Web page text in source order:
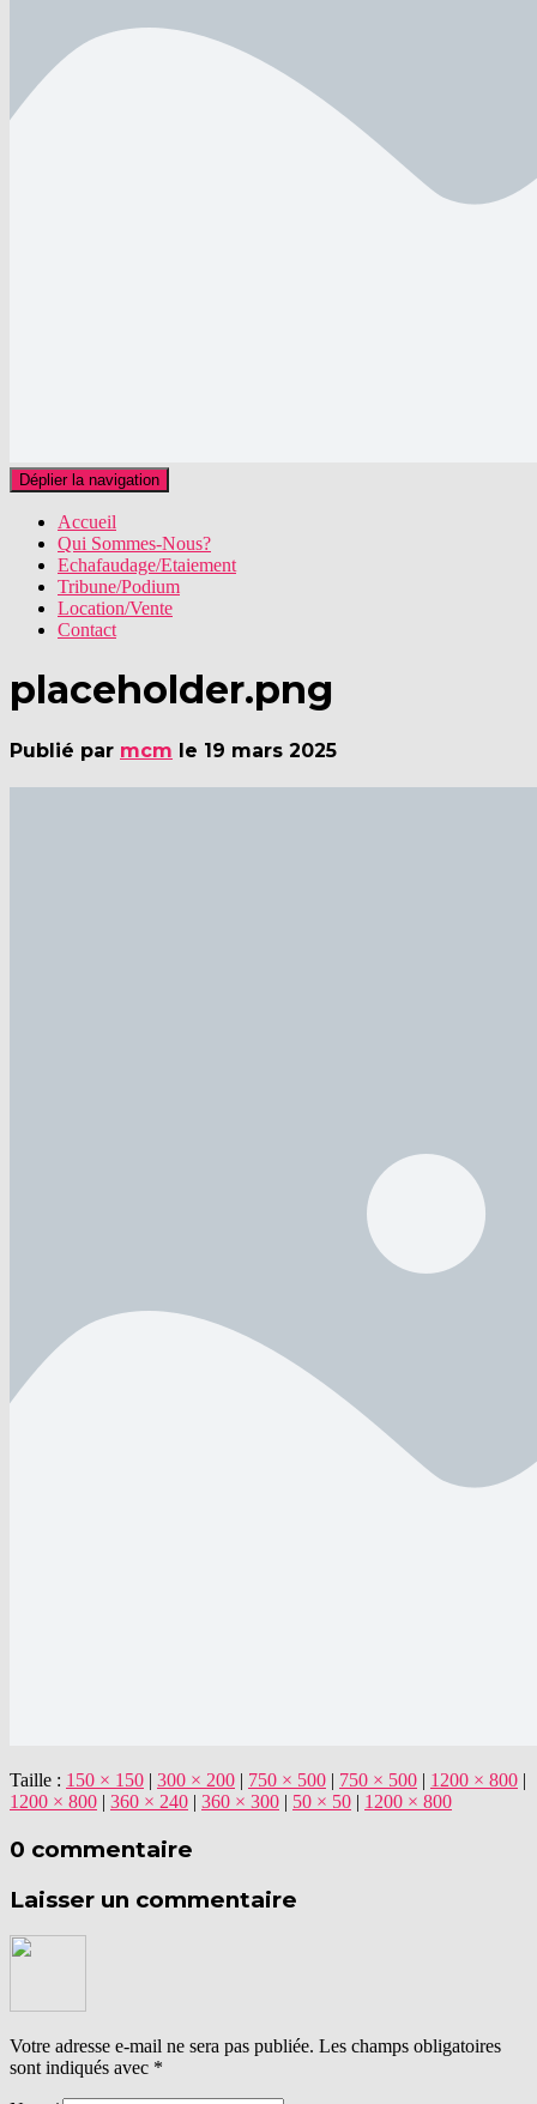
Déplier la navigation
Accueil
Qui Sommes-Nous?
Echafaudage/Etaiement
Tribune/Podium
Location/Vente
Contact
placeholder.png
Publié par mcm le 19 mars 2025
Taille : 150 × 150 | 300 × 200 | 750 × 500 | 750 × 500 | 1200 × 800 |
1200 × 800 | 360 × 240 | 360 × 300 | 50 × 50 | 1200 × 800
0 commentaire
Laisser un commentaire
Votre adresse e-mail ne sera pas publiée. Les champs obligatoires
sont indiqués avec *